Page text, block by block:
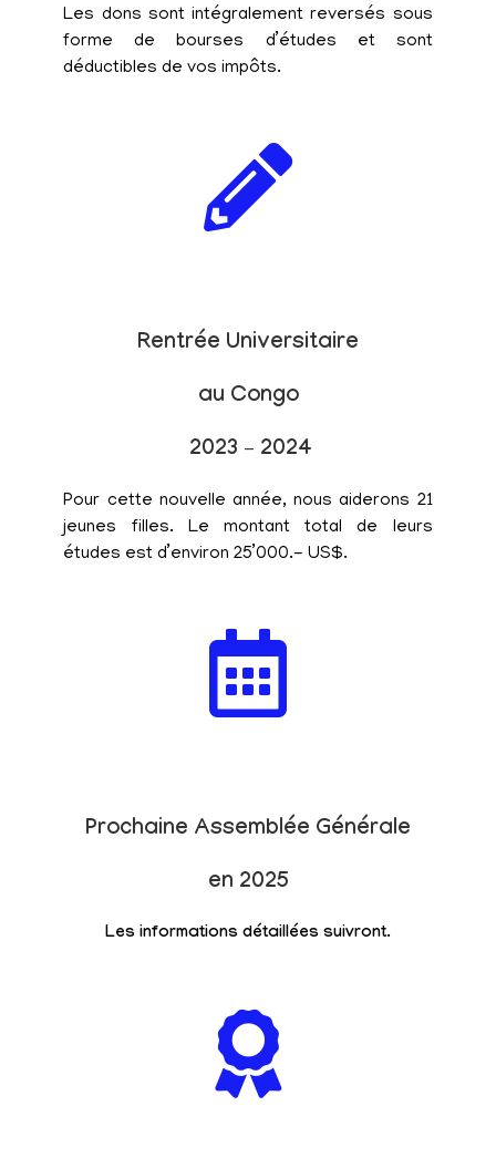
Les dons sont intégralement reversés sous
forme de bourses d’études et sont
déductibles de vos impôts.
Rentrée Universitaire
au Congo
2023 – 2024
Pour cette nouvelle année, nous aiderons 21
jeunes filles. Le montant total de leurs
études est d’environ 25’000.- US$.
Prochaine Assemblée Générale
en 2025
Les informations détaillées suivront.